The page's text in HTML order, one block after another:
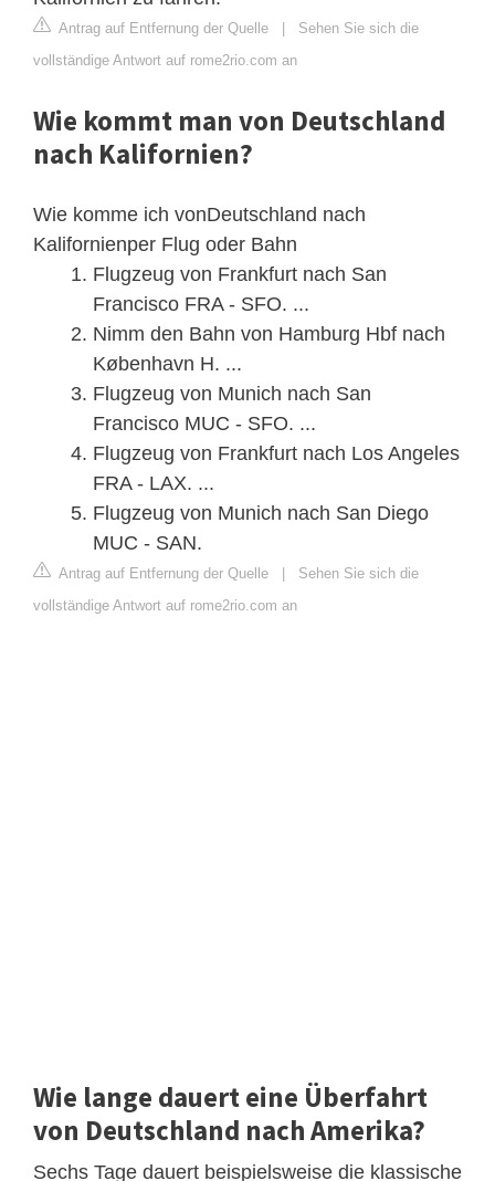
Antrag auf Entfernung der Quelle
Sehen Sie sich die
vollständige Antwort auf rome2rio.com an
Wie kommt man von Deutschland
nach Kalifornien?
Wie komme ich vonDeutschland nach
Kalifornienper Flug oder Bahn
Flugzeug von Frankfurt nach San
Francisco FRA - SFO. ...
Nimm den Bahn von Hamburg Hbf nach
København H. ...
Flugzeug von Munich nach San
Francisco MUC - SFO. ...
Flugzeug von Frankfurt nach Los Angeles
FRA - LAX. ...
Flugzeug von Munich nach San Diego
MUC - SAN.
Antrag auf Entfernung der Quelle
Sehen Sie sich die
vollständige Antwort auf rome2rio.com an
Wie lange dauert eine Überfahrt
von Deutschland nach Amerika?
Sechs Tage dauert beispielsweise die klassische